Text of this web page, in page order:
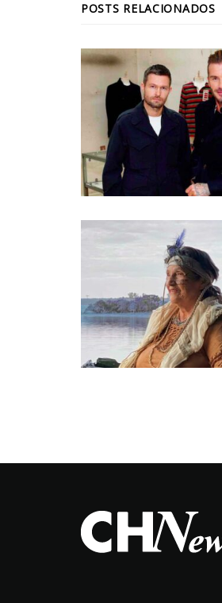
POSTS RELACIONADOS